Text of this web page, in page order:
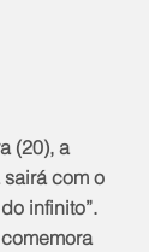
(20), a
com o
infinito”.